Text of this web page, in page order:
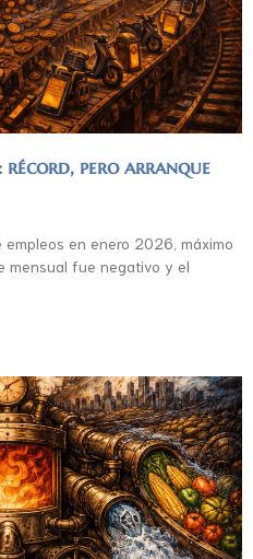
récord, pero arranque
empleos en enero 2026, máximo
mensual fue negativo y el